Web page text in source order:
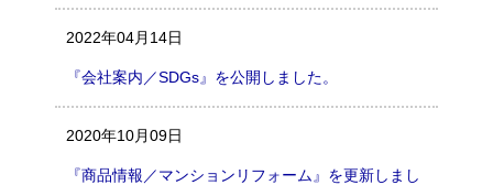
2022年04月14日
『会社案内／SDGs』を公開しました。
2020年10月09日
『商品情報／マンションリフォーム』を更新しまし